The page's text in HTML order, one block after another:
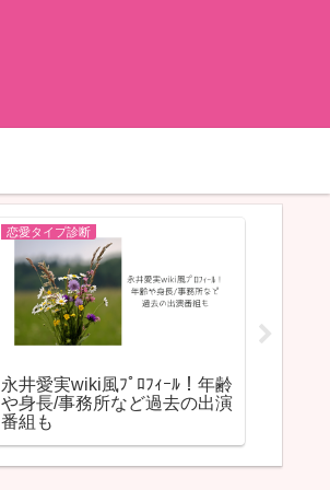
恋愛タイプ診断
永井愛実wiki風ﾌﾟﾛﾌｨｰﾙ！年齢
や身長/事務所など過去の出演
番組も